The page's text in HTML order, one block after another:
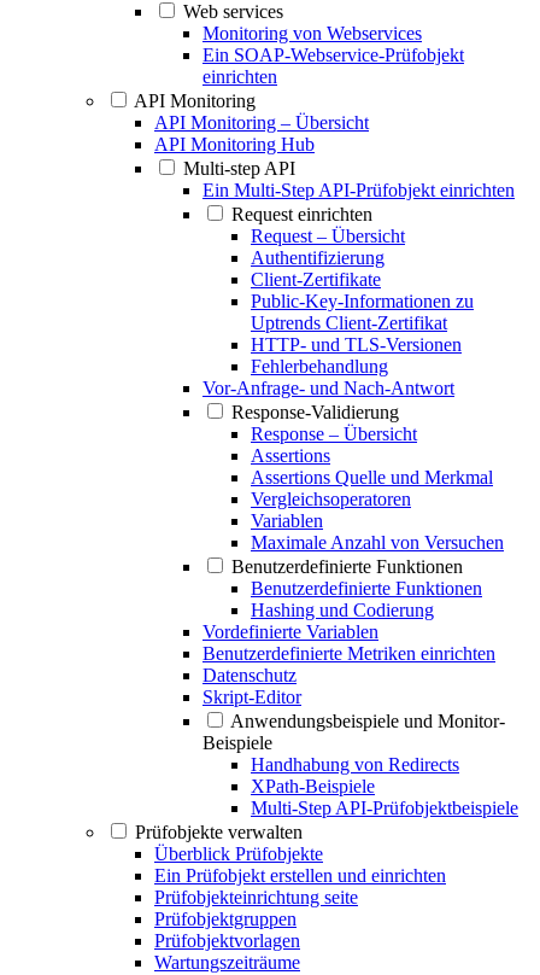
Web services
Monitoring von Webservices
Ein SOAP-Webservice-Prüfobjekt
einrichten
API Monitoring
API Monitoring – Übersicht
API Monitoring Hub
Multi-step API
Ein Multi-Step API-Prüfobjekt einrichten
Request einrichten
Request – Übersicht
Authentifizierung
Client-Zertifikate
Public-Key-Informationen zu
Uptrends Client-Zertifikat
HTTP- und TLS-Versionen
Fehlerbehandlung
Vor-Anfrage- und Nach-Antwort
Response-Validierung
Response – Übersicht
Assertions
Assertions Quelle und Merkmal
Vergleichsoperatoren
Variablen
Maximale Anzahl von Versuchen
Benutzerdefinierte Funktionen
Benutzerdefinierte Funktionen
Hashing und Codierung
Vordefinierte Variablen
Benutzerdefinierte Metriken einrichten
Datenschutz
Skript-Editor
Anwendungsbeispiele und Monitor-
Beispiele
Handhabung von Redirects
XPath-Beispiele
Multi-Step API-Prüfobjektbeispiele
Prüfobjekte verwalten
Überblick Prüfobjekte
Ein Prüfobjekt erstellen und einrichten
Prüfobjekteinrichtung seite
Prüfobjektgruppen
Prüfobjektvorlagen
Wartungszeiträume